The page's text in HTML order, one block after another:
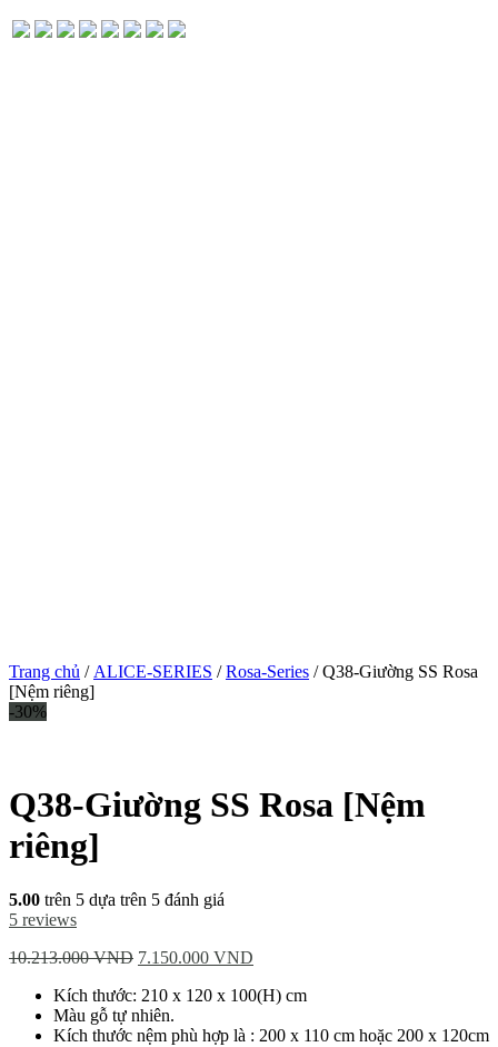
Trang chủ / ALICE-SERIES /Rosa-Series / Q38-Giường SS Rosa
[Nệm riêng]
-30%
Q38-Giường SS Rosa [Nệm
riêng]
5.00 trên 5 dựa trên 5 đánh giá
5 reviews
10.213.000VND 7.150.000 VND
Kích thước: 210 x 120 x 100(H) cm
Màu gỗ tự nhiên.
Kích thước nệm phù hợp là : 200 x 110 cm hoặc 200 x 120cm